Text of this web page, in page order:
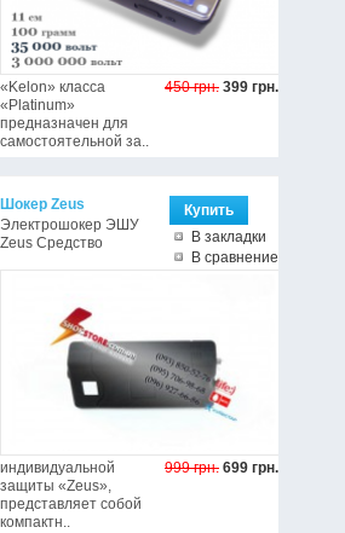
450 грн. 399 грн.
«Kelon» класса
«Platinum»
предназначен для
самостоятельной за..
В закладки
В сравнение
999 грн. 699 грн.
Шокер Zeus
Электрошокер ЭШУ
Zeus Средство
индивидуальной
защиты «Zeus»,
представляет собой
компактн..